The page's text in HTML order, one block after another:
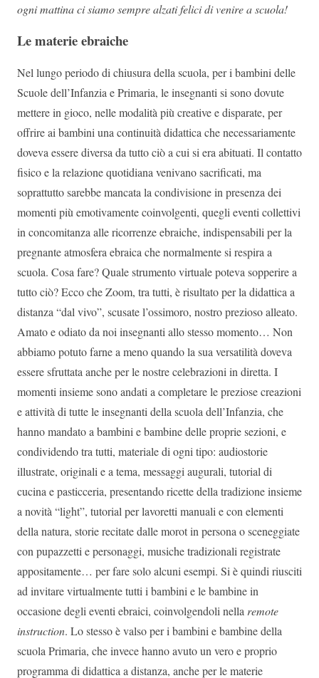
ogni mattina ci siamo sempre alzati felici di venire a scuola!
Le materie ebraiche
Nel lungo periodo di chiusura della scuola, per i bambini delle
Scuole dell’Infanzia e Primaria, le insegnanti si sono dovute
mettere in gioco, nelle modalità più creative e disparate, per
offrire ai bambini una continuità didattica che necessariamente
doveva essere diversa da tutto ciò a cui si era abituati. Il contatto
fisico e la relazione quotidiana venivano sacrificati, ma
soprattutto sarebbe mancata la condivisione in presenza dei
momenti più emotivamente coinvolgenti, quegli eventi collettivi
in concomitanza alle ricorrenze ebraiche, indispensabili per la
pregnante atmosfera ebraica che normalmente si respira a
scuola. Cosa fare? Quale strumento virtuale poteva sopperire a
tutto ciò? Ecco che Zoom, tra tutti, è risultato per la didattica a
distanza “dal vivo”, scusate l’ossimoro, nostro prezioso alleato.
Amato e odiato da noi insegnanti allo stesso momento… Non
abbiamo potuto farne a meno quando la sua versatilità doveva
essere sfruttata anche per le nostre celebrazioni in diretta. I
momenti insieme sono andati a completare le preziose creazioni
e attività di tutte le insegnanti della scuola dell’Infanzia, che
hanno mandato a bambini e bambine delle proprie sezioni, e
condividendo tra tutti, materiale di ogni tipo: audiostorie
illustrate, originali e a tema, messaggi augurali, tutorial di
cucina e pasticceria, presentando ricette della tradizione insieme
a novità “light”, tutorial per lavoretti manuali e con elementi
della natura, storie recitate dalle morot in persona o sceneggiate
con pupazzetti e personaggi, musiche tradizionali registrate
appositamente… per fare solo alcuni esempi. Si è quindi riusciti
ad invitare virtualmente tutti i bambini e le bambine in
occasione degli eventi ebraici, coinvolgendoli nellaremote
instruction. Lo stesso è valso per i bambini e bambine della
scuola Primaria, che invece hanno avuto un vero e proprio
programma di didattica a distanza, anche per le materie